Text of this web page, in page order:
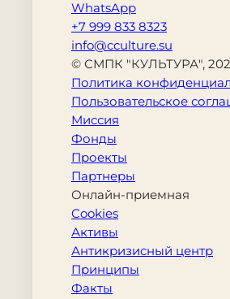
WhatsApp
+7 999 833 8323
info@cculture.su
© СМПК "КУЛЬТУРА",
Политика
Пользовательское
Миссия
Фонды
Проекты
Партнеры
Онлайн-приемная
Cookies
Активы
Антикризисный центр
Принципы
Факты